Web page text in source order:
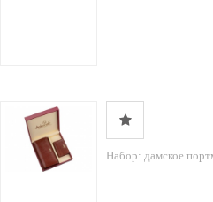
Набор: дамское